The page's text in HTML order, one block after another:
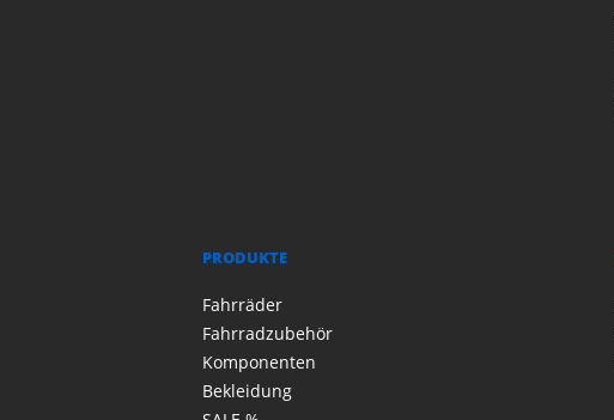
PRODUKTE
Fahrräder
Fahrradzubehör
Komponenten
Bekleidung